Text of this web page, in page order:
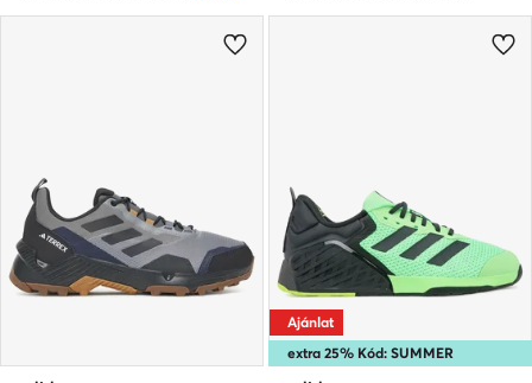
extra 25% Kód: SUMMER
Ajánlat